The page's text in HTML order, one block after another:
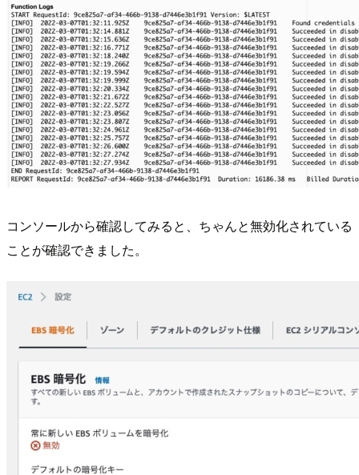
コンソールから確認してみると、ちゃんと無効化されている
ことが確認できました。